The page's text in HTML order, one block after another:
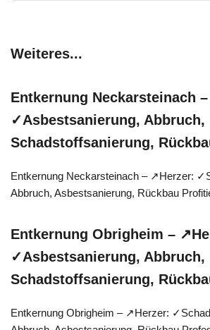
Weiteres...
Entkernung Neckarsteinach
✓Asbestsanierung, Abbruch,
Schadstoffsanierung,
Entkernung Neckarsteinach – ↗️Herzer:
Abbruch, Asbestsanierung, Rückbau
Entkernung Obrigheim –
✓Asbestsanierung, Abbruch,
Schadstoffsanierung,
Entkernung Obrigheim – ↗️Herzer: